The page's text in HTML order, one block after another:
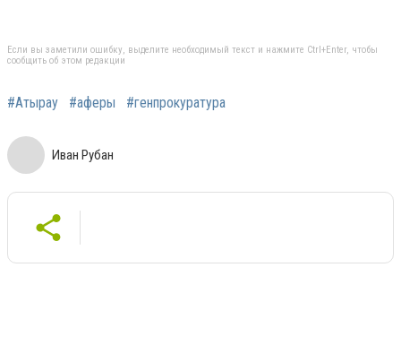
Если вы заметили ошибку, выделите необходимый текст и нажмите Ctrl+Enter, чтобы
сообщить об этом редакции
#Атырау #аферы #генпрокуратура
Иван Рубан